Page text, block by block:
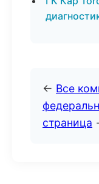
← Все
страница